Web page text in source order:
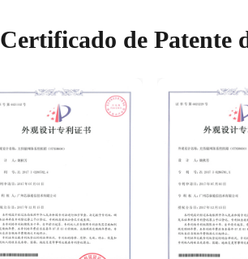
de Patente